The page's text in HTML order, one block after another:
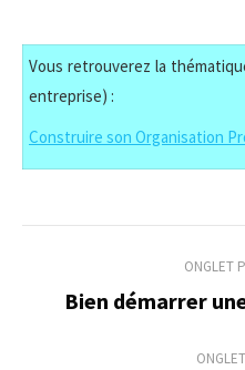
Vous retrouverez la
entreprise) :
Construire son Organisation
commentaire
ONGLET
Bien démarrer